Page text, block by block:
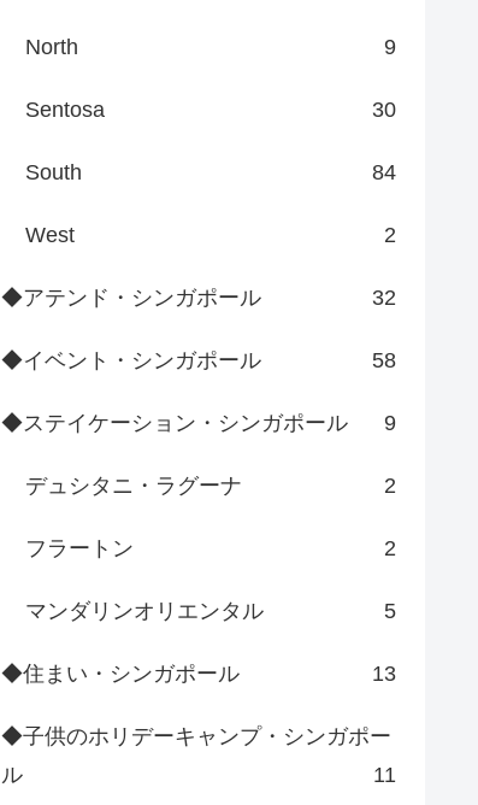
North 9
Sentosa 30
South 84
West 2
◆アテンド・シンガポール 32
◆イベント・シンガポール 58
◆ステイケーション・シンガポール 9
デュシタニ・ラグーナ 2
フラートン 2
マンダリンオリエンタル 5
◆住まい・シンガポール 13
◆子供のホリデーキャンプ・シンガポー
ル
11